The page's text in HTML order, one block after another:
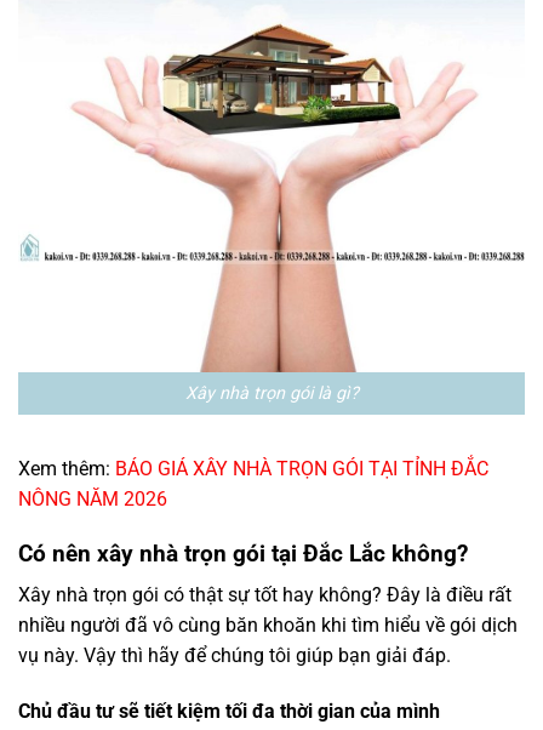
Xây nhà trọn gói là gì?
Xem thêm: BÁO GIÁ XÂY NHÀ TRỌN GÓI TẠI TỈNH ĐẮC
NÔNG NĂM 2026
Có nên xây nhà trọn gói tại Đắc Lắc không?
Xây nhà trọn gói có thật sự tốt hay không? Đây là điều rất
nhiều người đã vô cùng băn khoăn khi tìm hiểu về gói dịch
vụ này. Vậy thì hãy để chúng tôi giúp bạn giải đáp.
Chủ đầu tư sẽ tiết kiệm tối đa thời gian của mình